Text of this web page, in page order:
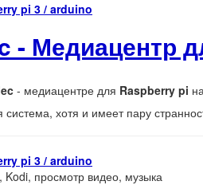
pi 3 / arduino
- Медиацентр
- медиацентре для Raspberry pi
хотя и имеет пару
pi 3 / arduino
Kodi, просмотр видео, музыка